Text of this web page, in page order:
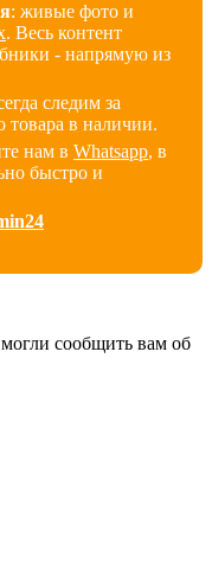
: живые фото и
. Весь контент
- напрямую из
следим за
товара в наличии.
нам в Whatsapp, в
быстро и
сообщить вам об